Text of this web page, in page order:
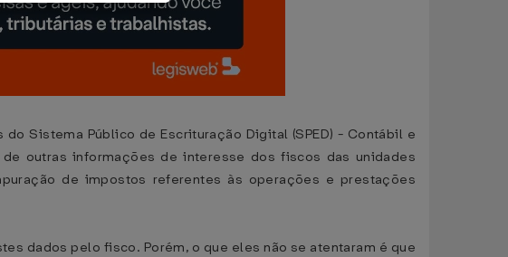
Sistema Público de Escrituração Digital (SPED) - Contábil e
outras informações de interesse dos fiscos das unidades
de impostos referentes às operações e prestações
dados pelo fisco. Porém, o que eles não se atentaram é que